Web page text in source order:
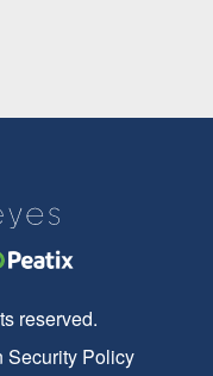
reserved.
Security Policy